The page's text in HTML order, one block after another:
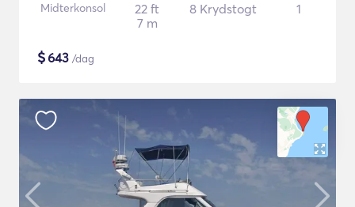
Midterkonsol
22 ft
7 m
8 Krydstogt 1
$643 /dag